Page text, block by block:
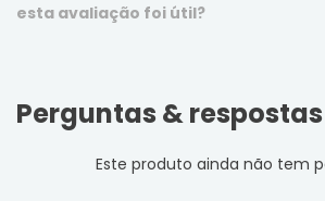
esta avaliação foi útil?
Perguntas & respostas
Este produto ainda não tem